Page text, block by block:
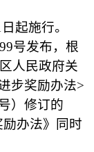
日起施行。
99号发布，根
人民政府关
步奖励办法>
）修订的
励办法》同时